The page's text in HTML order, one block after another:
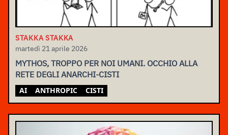
STAKKA STAKKA
martedì 21 aprile 2026
MYTHOS, TROPPO PER NOI UMANI. OCCHIO ALLA
RETE DEGLI ANARCHI-CISTI
AI ANTHROPIC CISTI